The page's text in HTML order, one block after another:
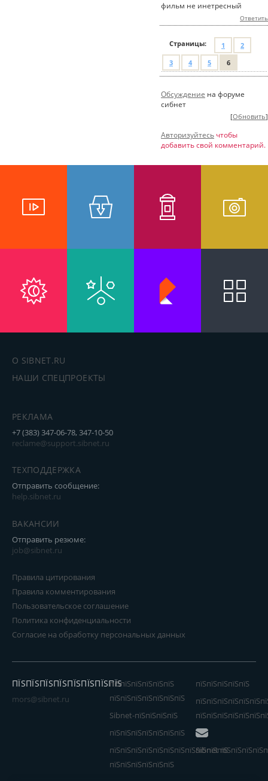
фильм не инетресный
Ответить
Страницы: 1
2
3
4 5 6
Обсуждение на форуме
сибнет
[Обновить]
Авторизуйтесь чтобы
добавить свой комментарий.
О SIBNET.RU
НАШИ СПЕЦПРОЕКТЫ
РЕКЛАМА
+7 (383) 347-06-78, 347-10-50
reclame@support.sibnet.ru
ТЕХПОДДЕРЖКА
Отправить сообщение:
help.sibnet.ru
ВАКАНСИИ
Отправить резюме:
job@sibnet.ru
Правила цитирования
Правила комментирования
Пользовательское соглашение
Политика конфиденциальности
Согласие на обработку персональных данных
ПЇЅПЇЅПЇЅПЇЅПЇЅПЇЅПЇЅПЇЅ
mors@sibnet.ru
пїЅпїЅпїЅпїЅпїЅпїЅ
пїЅпїЅпїЅпїЅпїЅпїЅпїЅ
Sibnet-пїЅпїЅпїЅпїЅ
пїЅпїЅпїЅпїЅпїЅ
пїЅпїЅпїЅпїЅпїЅпїЅпїЅ
пїЅпїЅпїЅпїЅпїЅпїЅпїЅпїЅпїЅпїЅпїЅ
пїЅпїЅпїЅпїЅпїЅпїЅ
Sibnet